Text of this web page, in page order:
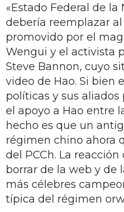
«Estado Federal de la
debería reemplazar
promovido por el
Wengui y el activista
Steve Bannon, cuyo
video de Hao. Si bien
políticas y sus
el apoyo a Hao entre
hecho es que un
régimen chino ahora
del PCCh. La
borrar de la web y de
más célebres
típica del régimen